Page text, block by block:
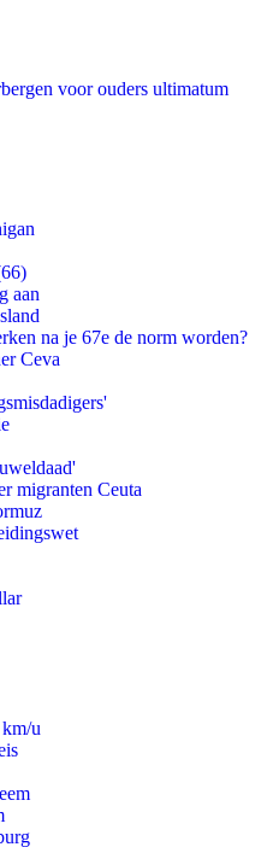
voor ouders ultimatum
aan
na je 67e de norm worden?
Ceva
migranten Ceuta
u